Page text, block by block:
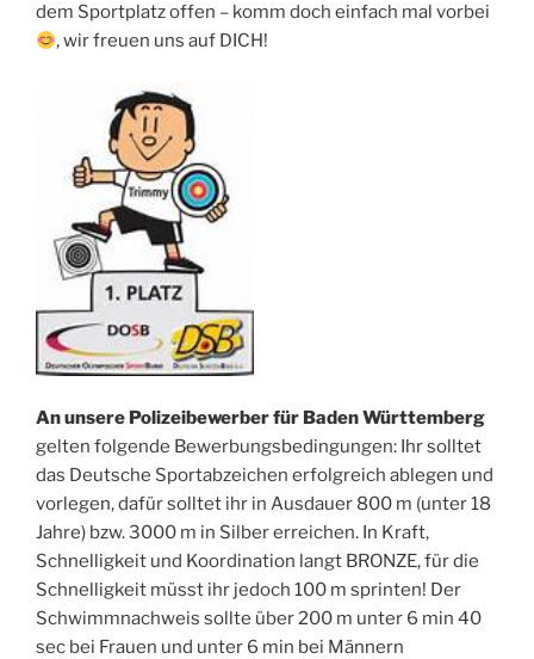
dem Sportplatz offen – komm doch einfach mal vorbei
, wir freuen uns auf DICH!
An unsere Polizeibewerber für Baden Württemberg
gelten folgende Bewerbungsbedingungen: Ihr solltet
das Deutsche Sportabzeichen erfolgreich ablegen und
vorlegen, dafür solltet ihr in Ausdauer 800 m (unter 18
Jahre) bzw. 3000 m in Silber erreichen. In Kraft,
Schnelligkeit und Koordination langt BRONZE, für die
Schnelligkeit müsst ihr jedoch 100 m sprinten! Der
Schwimmnachweis sollte über 200 m unter 6 min 40
sec bei Frauen und unter 6 min bei Männern